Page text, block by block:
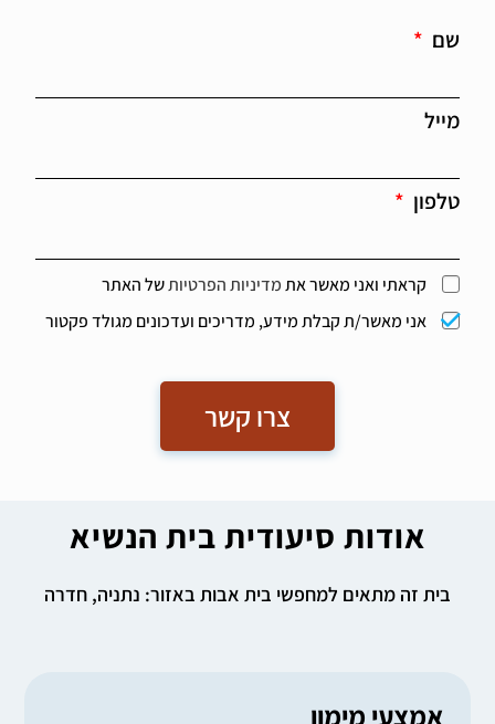
שם
מייל
טלפון
קראתי ואני מאשר אתמדיניות הפרטיותשל האתר
אני מאשר/ת קבלת מידע, מדריכים ועדכונים מגולד פקטור
צרו קשר
אודות סיעודית בית הנשיא
בית זה מתאים למחפשי בית אבות באזור: נתניה, חדרה
אמצעי מימון